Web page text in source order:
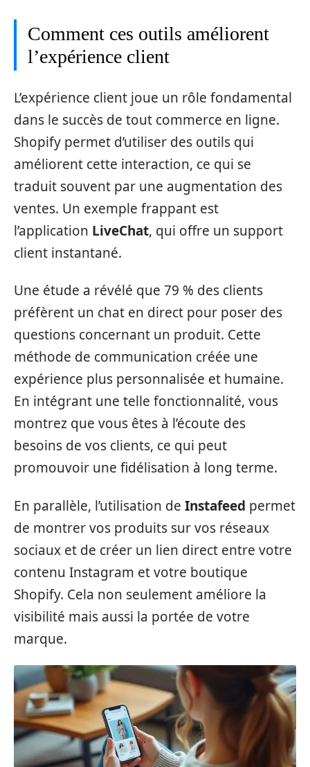
Comment ces outils améliorent
l’expérience client
L’expérience client joue un rôle fondamental
dans le succès de tout commerce en ligne.
Shopify permet d’utiliser des outils qui
améliorent cette interaction, ce qui se
traduit souvent par une augmentation des
ventes. Un exemple frappant est
l’application LiveChat, qui offre un support
client instantané.
Une étude a révélé que 79 % des clients
préfèrent un chat en direct pour poser des
questions concernant un produit. Cette
méthode de communication créée une
expérience plus personnalisée et humaine.
En intégrant une telle fonctionnalité, vous
montrez que vous êtes à l’écoute des
besoins de vos clients, ce qui peut
promouvoir une fidélisation à long terme.
En parallèle, l’utilisation de Instafeed permet
de montrer vos produits sur vos réseaux
sociaux et de créer un lien direct entre votre
contenu Instagram et votre boutique
Shopify. Cela non seulement améliore la
visibilité mais aussi la portée de votre
marque.